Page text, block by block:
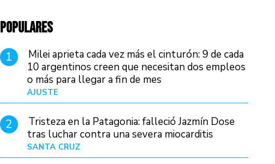
POPULARES
1
Milei aprieta cada vez más el cinturón: 9 de cada
10 argentinos creen que necesitan dos empleos
o más para llegar a fin de mes
AJUSTE
2
Tristeza en la Patagonia: falleció Jazmín Dose
tras luchar contra una severa miocarditis
SANTA CRUZ